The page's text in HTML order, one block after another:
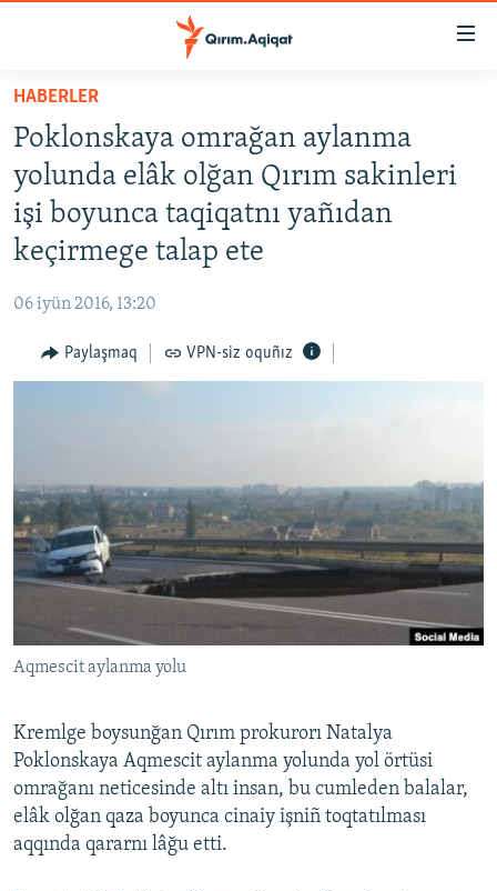
Esas
qaytmaq
Baş
navigatsiyağa
qaytmaq
Qıdıruvğa
HABERLER
SİYASET
İQTİSADİYAT
CEMİYET
İNSAN AQLARI
VİDEO
Русский
Українською
QOŞULIÑIZ!
RFE/RS bütün saytları
HABERLER
Poklonskaya omrağan aylanma
yolunda elâk olğan Qırım sakinleri
işi boyunca taqiqatnı yañıdan
keçirmege talap ete
06 iyün 2016, 13:20
Paylaşmaq VPN-siz oquñız
Aqmescit aylanma yolu
Kremlge boysunğan Qırım prokurorı Natalya
Poklonskaya Aqmescit aylanma yolunda yol örtüsi
omrağanı neticesinde altı insan, bu cumleden balalar,
elâk olğan qaza boyunca cinaiy işniñ toqtatılması
aqqında qararnı lâğu etti.